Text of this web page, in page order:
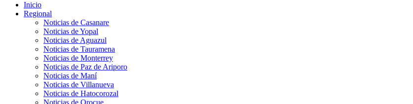
Inicio
Regional
Noticias de Casanare
Noticias de Yopal
Noticias de Aguazul
Noticias de Tauramena
Noticias de Monterrey
Noticias de Paz de Ariporo
Noticias de Maní
Noticias de Villanueva
Noticias de Hatocorozal
Noticias de Orocue